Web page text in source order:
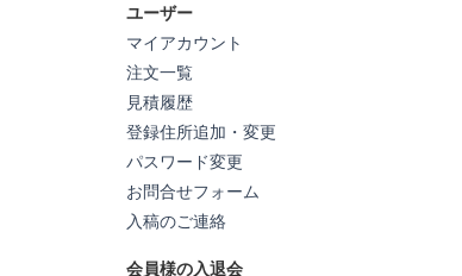
ユーザー
マイアカウント
注文一覧
見積履歴
登録住所追加・変更
パスワード変更
お問合せフォーム
入稿のご連絡
会員様の入退会